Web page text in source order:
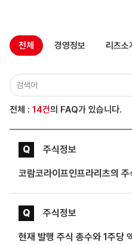
FAQ
전체 경영정보 리츠소
전체 : 14건의 FAQ가 있습니다.
Q 주식정보
코람코라이프인프라리츠의
Q 주식정보
현재 발행 주식 총수와 1주당